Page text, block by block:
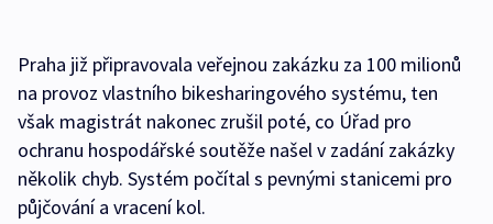
Praha již připravovala veřejnou zakázku za 100 milionů
na provoz vlastního bikesharingového systému, ten
však magistrát nakonec zrušil poté, co Úřad pro
ochranu hospodářské soutěže našel v zadání zakázky
několik chyb. Systém počítal s pevnými stanicemi pro
půjčování a vracení kol.